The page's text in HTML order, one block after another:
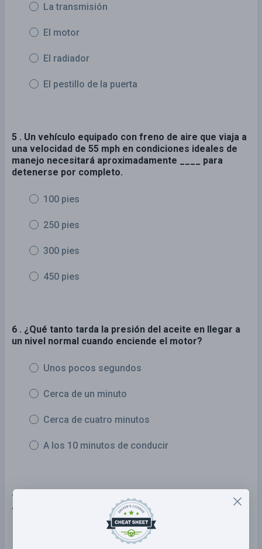
La transmisión
El motor
El radiador
El pestillo de la puerta
5 . Un vehículo equipado con freno de aire que viaja a
una velocidad de 55 mph en condiciones ideales de
manejo necesitará aproximadamente ____ para
detenerse por completo.
100 pies
250 pies
300 pies
450 pies
6 . ¿Qué tanto tarda la presión del aceite en llegar a
un nivel normal cuando enciende el motor?
Unos pocos segundos
Cerca de un minuto
Cerca de cuatro minutos
A los 10 minutos de conducir
7 . Al cubrir la carga, una cubierta que se aleta en
tránsito: